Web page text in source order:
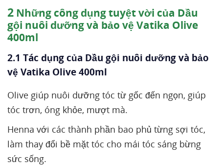
2 Những công dụng tuyệt vời của Dầu
gội nuôi dưỡng và bảo vệ Vatika Olive
400ml
2.1 Tác dụng của Dầu gội nuôi dưỡng và bảo
vệ Vatika Olive 400ml
Olive giúp nuôi dưỡng tóc từ gốc đến ngọn, giúp
tóc trơn, óng khỏe, mượt mà.
Henna với các thành phần bao phủ từng sợi tóc,
làm thay đổi bề mặt tóc cho mái tóc sáng bừng
sức sống.